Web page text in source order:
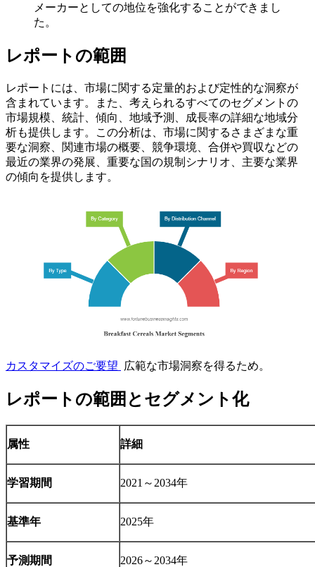
メーカーとしての地位を強化することができまし
た。
レポートの範囲
レポートには、市場に関する定量的および定性的な洞察が
含まれています。また、考えられるすべてのセグメントの
市場規模、統計、傾向、地域予測、成長率の詳細な地域分
析も提供します。この分析は、市場に関するさまざまな重
要な洞察、関連市場の概要、競争環境、合併や買収などの
最近の業界の発展、重要な国の規制シナリオ、主要な業界
の傾向を提供します。
カスタマイズのご要望 広範な市場洞察を得るため。
レポートの範囲とセグメント化
属性 詳細
学習期間 2021～2034年
基準年 2025年
予測期間 2026～2034年